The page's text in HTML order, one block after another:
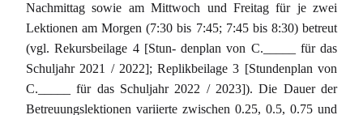
Nachmittag sowie am Mittwoch und Freitag für je zwei
Lektionen am Morgen (7:30 bis 7:45; 7:45 bis 8:30) betreut
(vgl. Rekursbeilage 4 [Stun- denplan von C._____ für das
Schuljahr 2021 / 2022]; Replikbeilage 3 [Stundenplan von
C._____ für das Schuljahr 2022 / 2023]). Die Dauer der
Betreuungslektionen variierte zwischen 0.25, 0.5, 0.75 und